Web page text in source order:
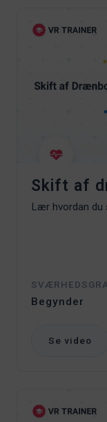
Skift af
Lær hvordan du
Begynder
Se video